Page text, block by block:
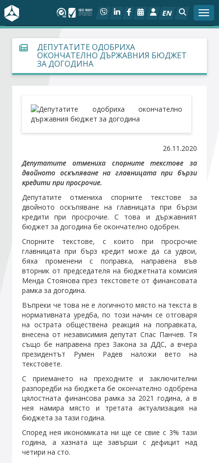
EN
За БСК
На фокус
Социален диалог
Арбитражен съд
Проекти
Членове
Стани член
Абонирайте се!
ДЕПУТАТИТЕ ОДОБРИХА
ОКОНЧАТЕЛНО ДЪРЖАВНИЯ БЮДЖЕТ
ЗА ДОГОДИНА
26.11.2020
Депутатите отмениха спорните текстове за
двойното оскъпяване на главницата при бързи
кредити при просрочие.
Депутатите отмениха спорните текстове за
двойното оскъпяване на главницата при бързи
кредити при просрочие. С това и държавният
бюджет за догодина бе окончателно одобрен.
Спорните текстове, с които при просрочие
главницата при бърз кредит може да са удвои,
бяха променени с поправка, направена във
вторник от председателя на бюджетната комисия
Менда Стоянова през текстовете от финансовата
рамка за догодина.
Въпреки че това не е логичното място на текста в
нормативната уредба, по този начин се отговаря
на острата обществена реакция на поправката,
внесена от независимия депутат Спас Панчев. Тя
също бе направена през Закона за ДДС, а вчера
президентът Румен Радев наложи вето на
текстовете.
С приемането на преходните и заключителни
разпоредби на бюджета бе окончателно одобрена
цялостната финансова рамка за 2021 година, а в
нея намира място и третата актуализация на
бюджета за тази година.
Според нея икономиката ни ще се свие с 3% тази
година, а хазната ще завърши с дефицит над
четири на сто.